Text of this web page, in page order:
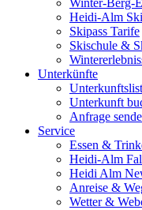
Winter-Berg-
Heidi-Alm
Skipass Tarife
Skischule &
Unterkünfte
Unterkunft
Anfrage
Service
Essen &
Heidi-Alm
Heidi Alm
Anreise &
Wetter &